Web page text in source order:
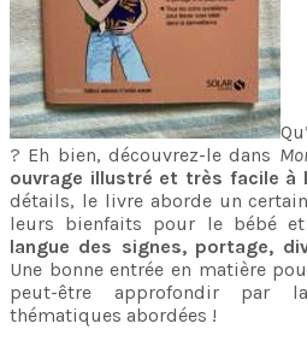
? Eh bien, découvrez-le dans
ouvrage illustré et très facile à
détails, le livre aborde un
leurs bienfaits pour le bébé
langue des signes, portage,
Une bonne entrée en matière
peut-être approfondir par
thématiques abordées !